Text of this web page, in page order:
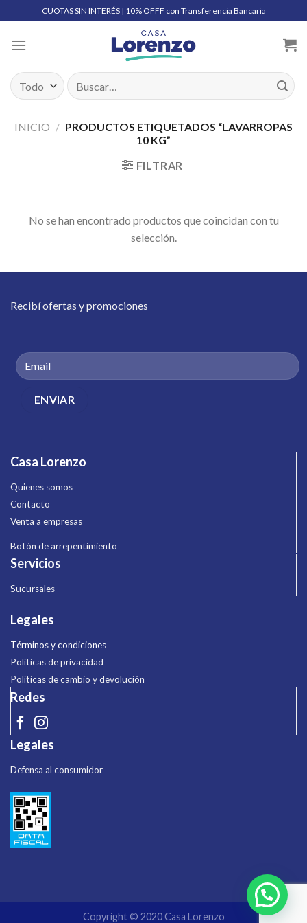
to
content
CUOTAS SIN INTERÉS | 10% OFFF con Transferencia Bancaria
Buscar
por:
INICIO / PRODUCTOS ETIQUETADOS “LAVARROPAS
10 KG”
FILTRAR
No se han encontrado productos que coincidan con tu
selección.
Recibí ofertas y promociones
Casa Lorenzo
Quienes somos
Contacto
Venta a empresas
Botón de arrepentimiento
Servicios
Sucursales
Legales
Términos y condiciones
Políticas de privacidad
Políticas de cambio y devolución
Redes
Legales
Defensa al consumidor
Copyright © 2020 Casa Lorenzo